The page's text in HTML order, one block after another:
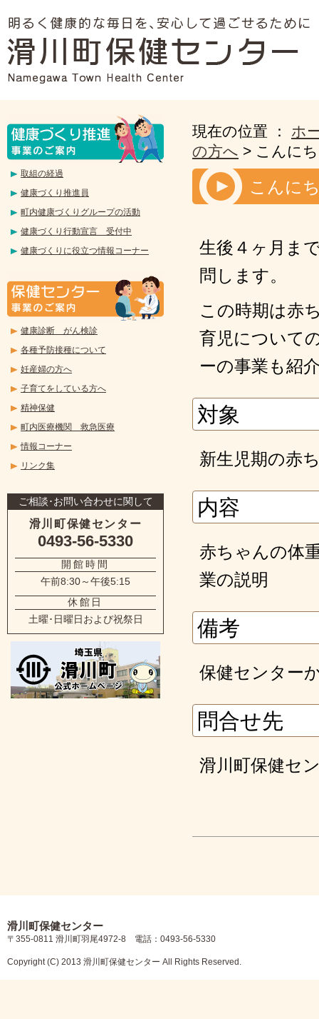
現在の位置 ：
ホ
の方へ > こんに
こんに
生後４ヶ月ま
問します。
この時期は赤
育児について
ーの事業も紹
対象
新生児期の赤
内容
赤ちゃんの体
業の説明
備考
保健センター
問合せ先
滑川町保健セ
取組の経過
健康づくり推進員
町内健康づくりグループの活動
健康づくり行動宣言 受付中
健康づくりに役立つ情報コーナー
健康診断 がん検診
各種予防接種について
妊産婦の方へ
子育てをしている方へ
精神保健
町内医療機関 救急医療
情報コーナー
リンク集
ご相談･お問い合わせに関して
滑川町保健センター
0493-56-5330
開館時間
午前8:30～午後5:15
休館日
土曜･日曜日および祝祭日
滑川町保健センター
〒355-0811 滑川町羽尾4972-8 電話：0493-56-5330
Copyright (C) 2013 滑川町保健センター All Rights Reserved.